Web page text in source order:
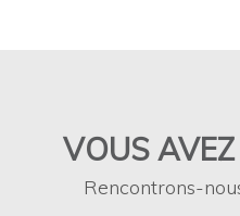
VOUS AVEZ
Rencontrons-